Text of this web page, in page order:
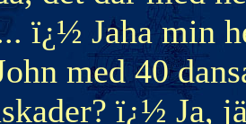
ï¿½ Jaha min
med 40
ï¿½ Ja,